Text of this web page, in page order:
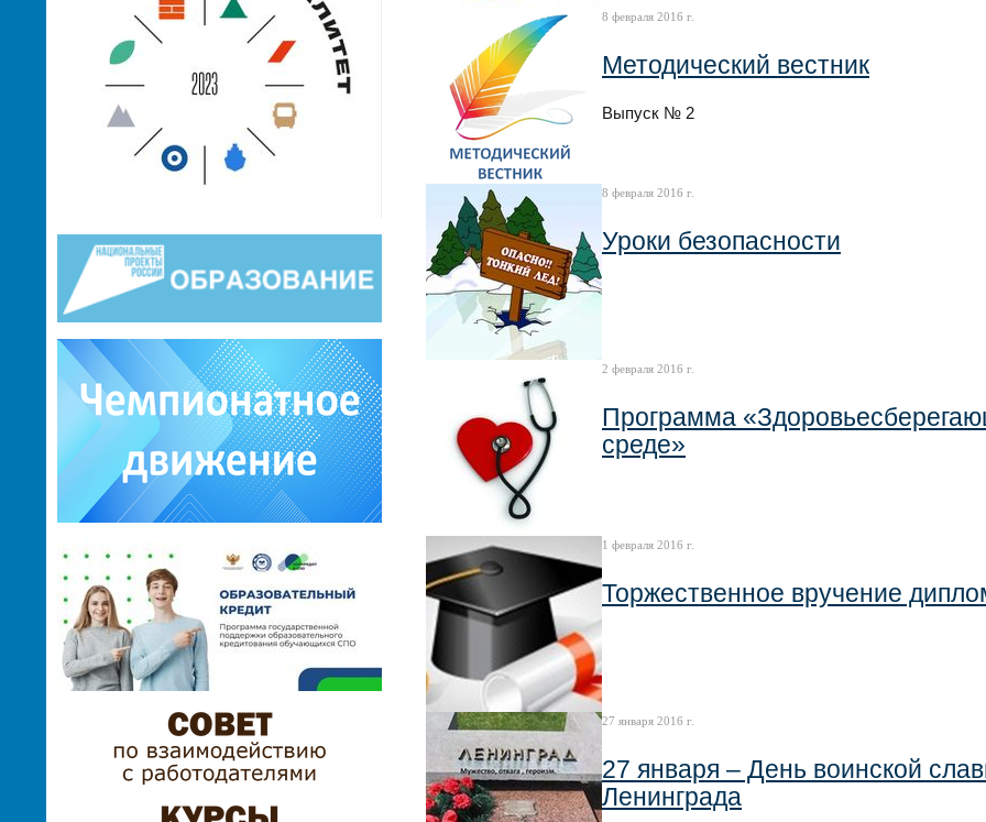
8 февраля 2016 г.
Методический вестник
Выпуск № 2
8 февраля 2016 г.
Уроки безопасности
2 февраля 2016 г.
Программа
среде»
1 февраля 2016 г.
Торжественное вручение
27 января 2016 г.
27 января – День воинской
Ленинграда